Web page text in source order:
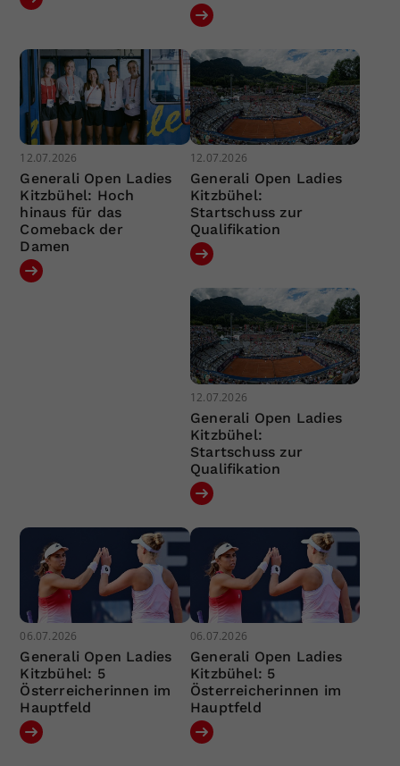
12.07.2026
Generali Open Ladies
Kitzbühel: Hoch
hinaus für das
Comeback der
Damen
12.07.2026
Generali Open Ladies
Kitzbühel:
Startschuss zur
Qualifikation
12.07.2026
Generali Open Ladies
Kitzbühel:
Startschuss zur
Qualifikation
06.07.2026
Generali Open Ladies
Kitzbühel: 5
Österreicherinnen im
Hauptfeld
06.07.2026
Generali Open Ladies
Kitzbühel: 5
Österreicherinnen im
Hauptfeld